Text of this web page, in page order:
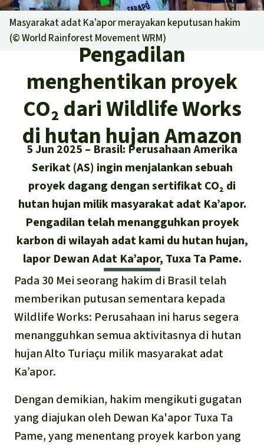
Topik
Topik kami
Biodiversitas
Pertambangan
Iklim
Hutan Hujan
Kawasan lindung
Mobil listrik
Hak-hak Alam
Biodiesel
Minyak Sawit
Kayu tropis
Peternakan masal
Berita
Sukses dan Berita demi Hutan
Hujan
Updates
Sukses
Cari
Indonesia
Deutsch
English
Español
Français
Italiano
Português
Donasi untuk tema
Pelindungan hewan
Hutan hujan
Pembela hutan hujan
Donasi untuk wilayah
Asia Tenggara
Afrika
Amerika Latin
Masyarakat adat Ka’apor merayakan keputusan hakim
(©World Rainforest Movement WRM)
Pengadilan
menghentikan proyek
CO₂ dari Wildlife Works
di hutan hujan Amazon
5 Jun 2025
Brasil: Perusahaan Amerika
Serikat (AS) ingin menjalankan sebuah
proyek dagang dengan sertifikat CO₂ di
hutan hujan milik masyarakat adat Ka’apor.
Pengadilan telah menangguhkan proyek
karbon di wilayah adat kami du hutan hujan,
lapor Dewan Adat Ka’apor, Tuxa Ta Pame.
Pada 30 Mei seorang hakim di Brasil telah
memberikan putusan sementara kepada
Wildlife Works: Perusahaan ini harus segera
menangguhkan semua aktivitasnya di hutan
hujan Alto Turiaçu milik masyarakat adat
Ka’apor.
Dengan demikian, hakim mengikuti gugatan
yang diajukan oleh Dewan Ka'apor Tuxa Ta
Pame, yang menentang proyek karbon yang